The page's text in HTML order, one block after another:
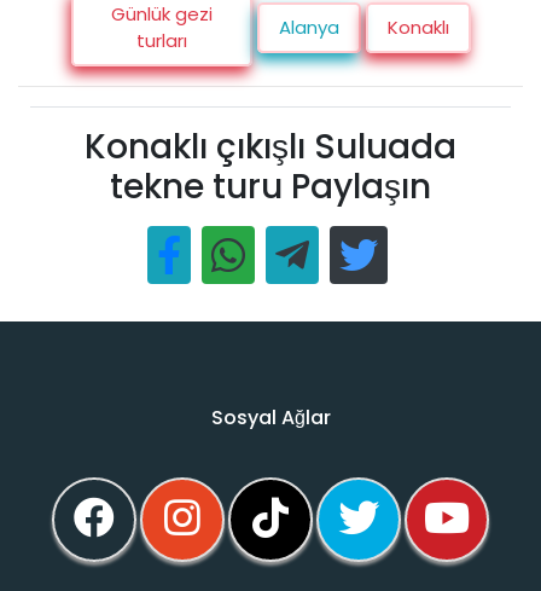
Günlük gezi
turları
Alanya Konaklı
Konaklı çıkışlı Suluada
tekne turu Paylaşın
Sosyal Ağlar